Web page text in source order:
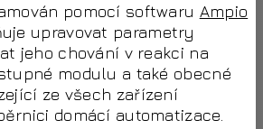
pomocí softwaru Ampio
upravovat parametry
jeho chování v reakci na
modulu a také obecné
ze všech zařízení
domácí automatizace.